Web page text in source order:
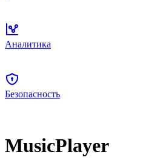
Аналитика
Безопасность
MusicPlayer